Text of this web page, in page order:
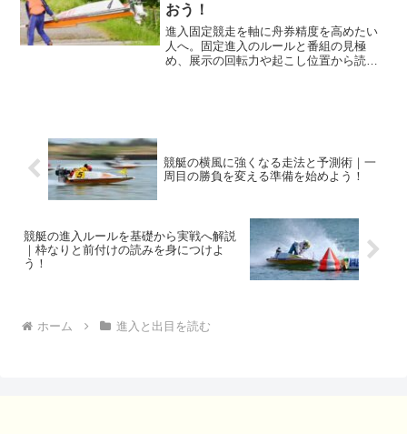
おう！
進入固定競走を軸に舟券精度を高めたい
人へ。固定進入のルールと番組の見極
め、展示の回転力や起こし位置から読む
競艇の横風に強くなる走法と予測術｜一
周目の勝負を変える準備を始めよう！
競艇の進入ルールを基礎から実戦へ解説
｜枠なりと前付けの読みを身につけよ
う！
ホーム 進入と出目を読む